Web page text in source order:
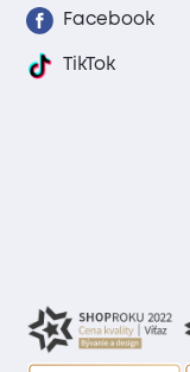
Facebook
TikTok